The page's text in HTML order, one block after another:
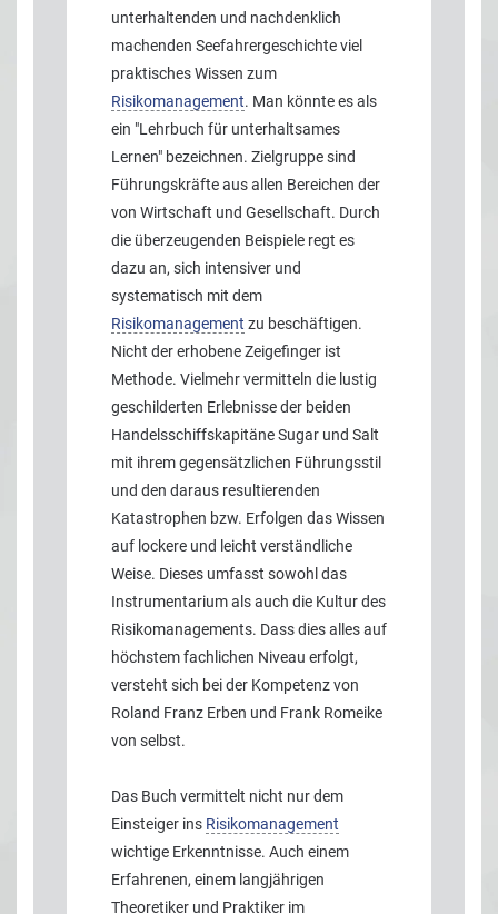
unterhaltenden und nachdenklich
machenden Seefahrergeschichte viel
praktisches Wissen zum
Risikomanagement. Man könnte es als
ein "Lehrbuch für unterhaltsames
Lernen" bezeichnen. Zielgruppe sind
Führungskräfte aus allen Bereichen der
von Wirtschaft und Gesellschaft. Durch
die überzeugenden Beispiele regt es
dazu an, sich intensiver und
systematisch mit dem
Risikomanagement zu beschäftigen.
Nicht der erhobene Zeigefinger ist
Methode. Vielmehr vermitteln die lustig
geschilderten Erlebnisse der beiden
Handelsschiffskapitäne Sugar und Salt
mit ihrem gegensätzlichen Führungsstil
und den daraus resultierenden
Katastrophen bzw. Erfolgen das Wissen
auf lockere und leicht verständliche
Weise. Dieses umfasst sowohl das
Instrumentarium als auch die Kultur des
Risikomanagements. Dass dies alles auf
höchstem fachlichen Niveau erfolgt,
versteht sich bei der Kompetenz von
Roland Franz Erben und Frank Romeike
von selbst.
Das Buch vermittelt nicht nur dem
Einsteiger ins Risikomanagement
wichtige Erkenntnisse. Auch einem
Erfahrenen, einem langjährigen
Theoretiker und Praktiker im